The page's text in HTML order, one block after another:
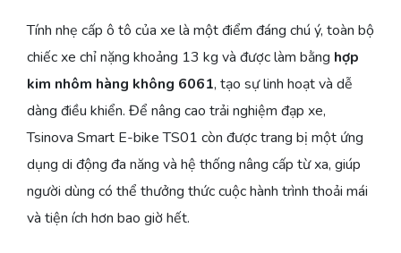
Tính nhẹ cấp ô tô của xe là một điểm đáng chú ý, toàn bộ
chiếc xe chỉ nặng khoảng 13 kg và được làm bằng hợp
kim nhôm hàng không 6061, tạo sự linh hoạt và dễ
dàng điều khiển. Để nâng cao trải nghiệm đạp xe,
Tsinova Smart E-bike TS01 còn được trang bị một ứng
dụng di động đa năng và hệ thống nâng cấp từ xa, giúp
người dùng có thể thưởng thức cuộc hành trình thoải mái
và tiện ích hơn bao giờ hết.